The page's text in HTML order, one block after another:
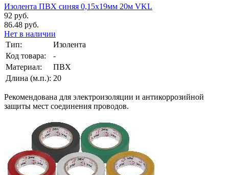
Изолента ПВХ синяя 0,15х19мм 20м VKL
92 руб.
86.48 руб.
Нет в наличии
Тип:
Изолента
Код товара:
-
Материал:
ПВХ
Длина (м.п.): 20
Рекомендована для электроизоляции и антикоррозийной
защиты мест соединения проводов.